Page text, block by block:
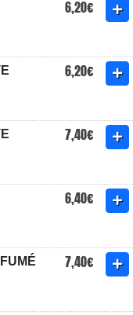
6,20€
6,20€
7,40€
6,40€
7,40€